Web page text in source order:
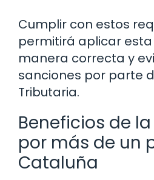
Cumplir con estos
permitirá aplicar
manera correcta y
sanciones por parte
Tributaria.
Beneficios de
por más de un
Cataluña